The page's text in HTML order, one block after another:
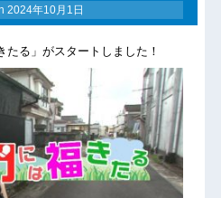
2024年10月1日
る」がスタートしました！